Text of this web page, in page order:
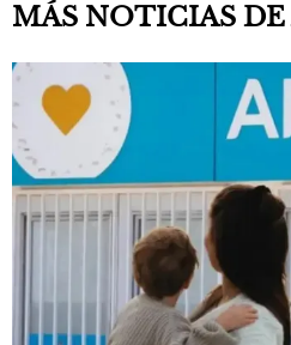
MÁS NOTICIAS